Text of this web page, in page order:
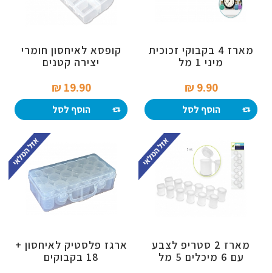
מארז 4 בקבוקי זכוכית
מיני 1 מל
9.90 ₪‎
הוסף לסל
קופסא לאיחסון חומרי
יצירה קטנים
19.90 ₪‎
הוסף לסל
מארז 2 סטריפ לצבע
עם 6 מיכלים 5 מל
ארגז פלסטיק לאיחסון +
18 בקבוקים